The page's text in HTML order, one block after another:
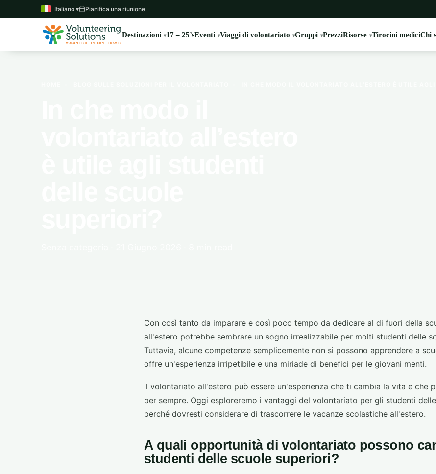
Italiano ▾ Pianifica una riunione
Destinazioni 17 – 25’sEventi Viaggi di volontariato Gruppi PrezziRisorse Tirocini mediciChi
Con così tanto da imparare e così poco tempo da dedicare al di fuori della
all'estero potrebbe sembrare un sogno irrealizzabile per molti studenti delle
Tuttavia, alcune competenze semplicemente non si possono apprendere a
offre un'esperienza irripetibile e una miriade di benefici per le giovani menti.
Il volontariato all'estero può essere un'esperienza che ti cambia la vita e che
per sempre. Oggi esploreremo i vantaggi del volontariato per gli studenti
perché dovresti considerare di trascorrere le vacanze scolastiche all'estero.
A quali opportunità di volontariato possono
studenti delle scuole superiori?